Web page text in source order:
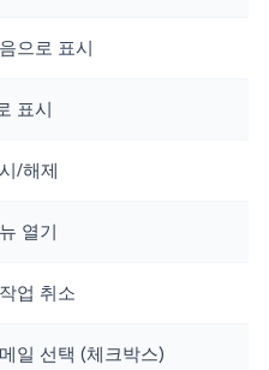
으로 표시
표시
/해제
열기
업 취소
일 선택 (체크박스)